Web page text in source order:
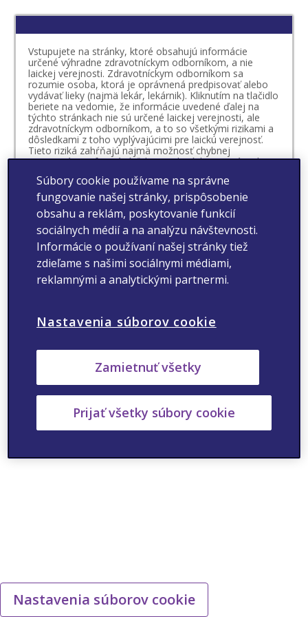
Vstupujete na stránky, ktoré obsahujú informácie
určené výhradne zdravotníckym odborníkom, a nie
laickej verejnosti. Zdravotníckym odborníkom sa
rozumie osoba, ktorá je oprávnená predpisovať alebo
vydávať lieky (najmä lekár, lekárnik). Kliknutím na tlačidlo
beriete na vedomie, že informácie uvedené ďalej na
týchto stránkach nie sú určené laickej verejnosti, ale
zdravotníckym odborníkom, a to so všetkými rizikami a
dôsledkami z toho vyplývajúcimi pre laickú verejnosť.
Tieto riziká zahŕňajú najmä možnosť chybnej
interpretácie informácií ďalej uvedených, nesprávneho
úsudku, čo sa týka vlastného zdravotného stavu či
možnosti vzniku mylnej preferencie vo vzťahu k
určitému lieku. Beriete na vedomie, že o vhodnosti
prípadnej liečby určitým liekom, ktorého výdaj je viazaný
na lekársky predpis, rozhoduje váš lekár v spolupráci s
vami. O vhodnosti liečby liekom, ktorého výdaj nie je
viazaný na lekársky predpis, by ste sa mali vždy poradiť
s vaším lekárom alebo lekárnikom.
Vyhlasujem, že som sa oboznámil/-a s definíciou
zdravotníckeho odborníka
Nastavenia súborov cookie
Súbory cookie používame na správne
fungovanie našej stránky, prispôsobenie
obsahu a reklám, poskytovanie funkcií
sociálnych médií a na analýzu návštevnosti.
Informácie o používaní našej stránky tiež
zdieľame s našimi sociálnymi médiami,
reklamnými a analytickými partnermi.
Nastavenia súborov cookie
Zamietnuť všetky
Prijať všetky súbory cookie